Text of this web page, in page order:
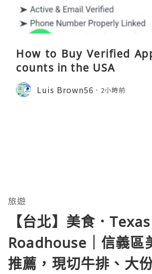
How to Buy Verified
counts in the USA
Luis Brown56 2小時前
旅遊
【台北】美食．Texas
Roadhouse｜信義區
推薦，現切牛排、大